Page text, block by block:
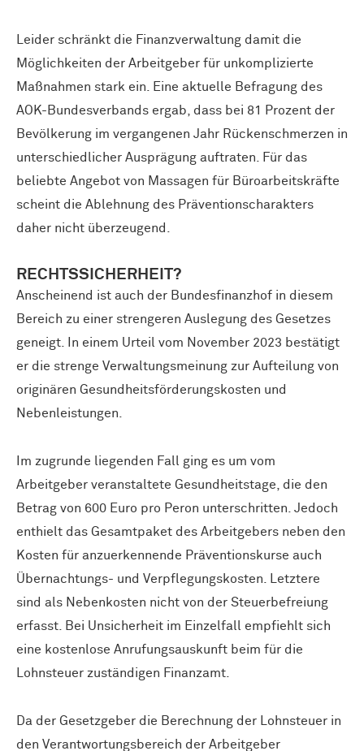
Leider schränkt die Finanzverwaltung damit die
Möglichkeiten der Arbeitgeber für unkomplizierte
Maßnahmen stark ein. Eine aktuelle Befragung des
AOK-Bundesverbands ergab, dass bei 81 Prozent der
Bevölkerung im vergangenen Jahr Rückenschmerzen in
unterschiedlicher Ausprägung auftraten. Für das
beliebte Angebot von Massagen für Büroarbeitskräfte
scheint die Ablehnung des Präventionscharakters
daher nicht überzeugend.
RECHTSSICHERHEIT?
Anscheinend ist auch der Bundesfinanzhof in diesem
Bereich zu einer strengeren Auslegung des Gesetzes
geneigt. In einem Urteil vom November 2023 bestätigt
er die strenge Verwaltungsmeinung zur Aufteilung von
originären Gesundheitsförderungskosten und
Nebenleistungen.
Im zugrunde liegenden Fall ging es um vom
Arbeitgeber veranstaltete Gesundheitstage, die den
Betrag von 600 Euro pro Peron unterschritten. Jedoch
enthielt das Gesamtpaket des Arbeitgebers neben den
Kosten für anzuerkennende Präventionskurse auch
Übernachtungs- und Verpflegungskosten. Letztere
sind als Nebenkosten nicht von der Steuerbefreiung
erfasst. Bei Unsicherheit im Einzelfall empfiehlt sich
eine kostenlose Anrufungsauskunft beim für die
Lohnsteuer zuständigen Finanzamt.
Da der Gesetzgeber die Berechnung der Lohnsteuer in
den Verantwortungsbereich der Arbeitgeber